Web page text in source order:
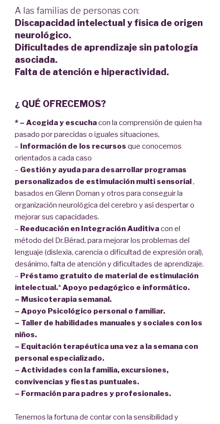
A las familias de personas con:
Discapacidad intelectual y física de origen
neurológico.
Dificultades de aprendizaje sin patología
asociada.
Falta de atención e hiperactividad.
¿ QUÉ OFRECEMOS?
* – Acogida y escuchacon la comprensión de quien ha
pasado por parecidas o iguales situaciones,
– Información de los recursos que conocemos
orientados a cada caso
– Gestión y ayuda para desarrollar programas
personalizados de estimulación multi sensorial,
basados en Glenn Doman y otros para conseguir la
organización neurológica del cerebro y así despertar o
mejorar sus capacidades.
– Reeducación en Integración Auditivacon el
método del Dr.Bérad, para mejorar los problemas del
lenguaje (dislexia, carencia o dificultad de expresión oral),
desánimo, falta de atención y dificultades de aprendizaje.
– Préstamo gratuito de material de estimulación
intelectual.*Apoyo pedagógico e informático.
– Musicoterapia semanal.
– Apoyo Psicológico personal o familiar.
– Taller de habilidades manuales y sociales con los
niños.
– Equitación terapéutica una vez a la semana con
personal especializado.
– Actividades con la familia, excursiones,
convivencias y fiestas puntuales.
– Formación para padres y profesionales.
Tenemos la fortuna de contar con la sensibilidad y